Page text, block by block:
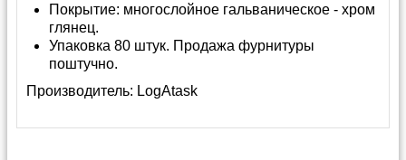
Покрытие: многослойное гальваническое - хром
глянец.
Упаковка 80 штук. Продажа фурнитуры
поштучно.
Производитель: LogAtask